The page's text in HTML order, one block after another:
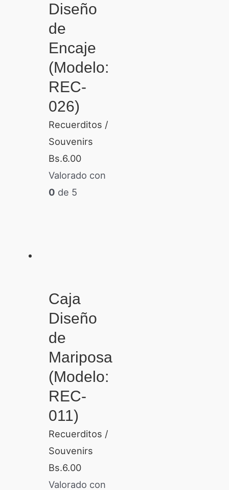
Diseño
de
Encaje
(Modelo:
REC-
026)
Recuerditos /
Souvenirs
Bs.6.00
Valorado con
0 de 5
Caja
Diseño
de
Mariposa
(Modelo:
REC-
011)
Recuerditos /
Souvenirs
Bs.6.00
Valorado con